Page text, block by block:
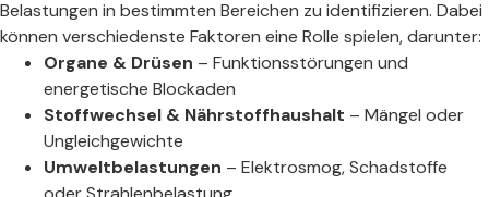
Belastungen in bestimmten Bereichen zu identifizieren. Dabei
können verschiedenste Faktoren eine Rolle spielen, darunter:
Organe & Drüsen – Funktionsstörungen und
energetische Blockaden
Stoffwechsel & Nährstoffhaushalt – Mängel oder
Ungleichgewichte
Umweltbelastungen – Elektrosmog, Schadstoffe